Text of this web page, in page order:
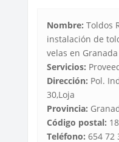
Nombre: Toldos
instalación de
velas en Granada
Servicios:
Dirección: Pol.
30,Loja
Provincia:
Código postal:
Teléfono: 654 72